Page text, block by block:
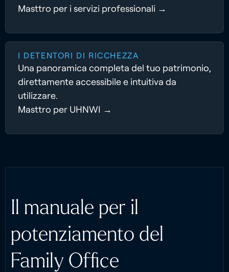
Masttro per i servizi professionali →
I DETENTORI DI RICCHEZZA
Una panoramica completa del tuo patrimonio,
direttamente accessibile e intuitiva da
utilizzare.
Masttro per UHNWI →
Il manuale per il
potenziamento del
Family Office